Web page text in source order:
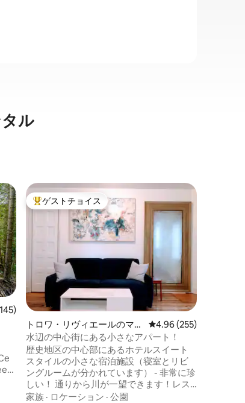
ル
145件、5つ星中4.94つ星の平均評価
大好評のゲストチョイスです。
ゲストチョイス
トロワ・リヴィエールのマン
ション・アパート
レビュー255件、5つ
4.96 (255)
水辺の中心街にある小さなアパート！
歴史地区の中心部にあるホテルスイート
スタイルの小さな宿泊施設（寝室とリビ
ングルームが分かれています） - 非常に珍
しい！ 通りから川が一望できます！レス
トラン、イベント、野外劇場からすぐ近
家族 · ロケーション · 公園